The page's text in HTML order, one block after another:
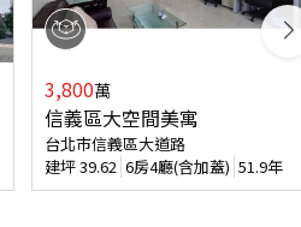
3,800萬
信義區大空間美寓
台北市信義區大道路
建坪39.62 6房4廳(含加蓋) 51.9年